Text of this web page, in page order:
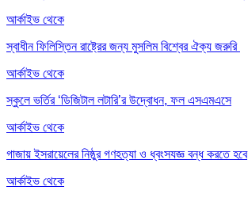
আর্কাইভ থেকে
স্বাধীন ফিলিস্তিন রাষ্ট্রের জন্য মুসলিম বিশ্বের ঐক্য জরুরি
আর্কাইভ থেকে
স্কুলে ভর্তির ‘ডিজিটাল লটারি’র উদ্বোধন, ফল এসএমএসে
আর্কাইভ থেকে
গাজায় ইসরায়েলের নিষ্ঠুর গণহত্যা ও ধ্বংসযজ্ঞ বন্ধ করতে হবে
আর্কাইভ থেকে